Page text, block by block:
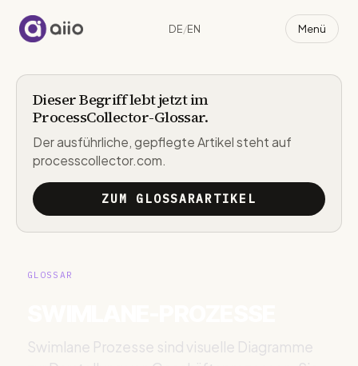
aiio
DE/EN Menü
Dieser Begriff lebt jetzt im
ProcessCollector-Glossar.
Der ausführliche, gepflegte Artikel steht auf
processcollector.com.
ZUM GLOSSARARTIKEL
GLOSSAR
Swimlane Prozesse sind visuelle Diagramme